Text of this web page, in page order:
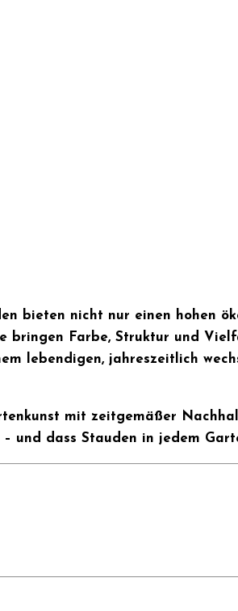
bieten nicht nur einen hohen
Farbe, Struktur und
lebendigen, jahreszeitlich
mit zeitgemäßer
und dass Stauden in jedem